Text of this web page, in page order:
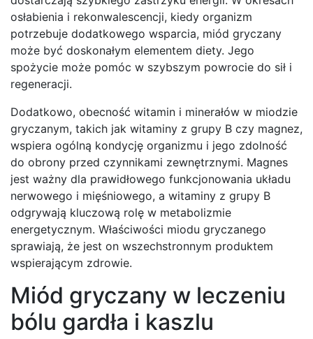
osłabienia i rekonwalescencji, kiedy organizm
potrzebuje dodatkowego wsparcia, miód gryczany
może być doskonałym elementem diety. Jego
spożycie może pomóc w szybszym powrocie do sił i
regeneracji.
Dodatkowo, obecność witamin i minerałów w miodzie
gryczanym, takich jak witaminy z grupy B czy magnez,
wspiera ogólną kondycję organizmu i jego zdolność
do obrony przed czynnikami zewnętrznymi. Magnes
jest ważny dla prawidłowego funkcjonowania układu
nerwowego i mięśniowego, a witaminy z grupy B
odgrywają kluczową rolę w metabolizmie
energetycznym. Właściwości miodu gryczanego
sprawiają, że jest on wszechstronnym produktem
wspierającym zdrowie.
Miód gryczany w leczeniu
bólu gardła i kaszlu